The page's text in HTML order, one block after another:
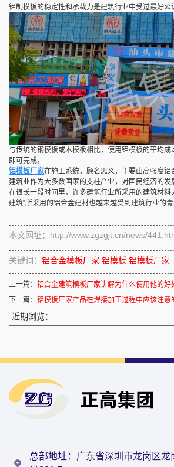
铝制模板的稳定性和承载力是建筑行业中受过最好
与传统的钢模板或木模板相比，使用铝模板的平均
即可完成。
铝模板厂家在施工系统，顾名思义，主要由高强度
建筑业作为大多数国家的支柱产业，对国民经济的
在很长一段时间里，许多建筑行业所采用的建筑材
建筑”所采用的铝合金建材也越来越受到建筑行业的青
本文网址：http://www.zgzgjt.cn/news/
关键词： 铝合金模板厂家 铝模板 铝模板厂家
上一篇： 铝合金建筑模板厂家讲解为什么使用他的好
下一篇： 铝模板厂家产品在焊接加工过程中应该注意
近期浏览：
总部地址：广东省深圳市龙岗区